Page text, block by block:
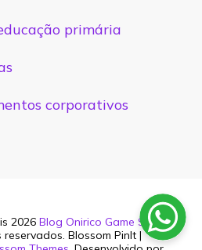
primária
corporativos
2026 Blog Onirico Game Studio.
Blossom PinIt |